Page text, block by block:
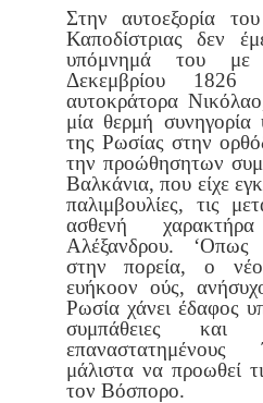
Στην αυτοεξορία
Καποδίστριας δεν
υπόμνημά του με
Δεκεμβρίου
αυτοκράτορα
μία θερμή συνηγορία
της Ρωσίας στην
την προώθησητων
Βαλκάνια, που είχε
παλιμβουλίες, τις
ασθενή
Αλέξανδρου. ‘Οπως
στην πορεία, ο
ευήκοον ούς,
Ρωσία χάνει έδαφος
συμπάθειες και
επαναστατημένους
μάλιστα να προωθεί
τον Βόσπορο.